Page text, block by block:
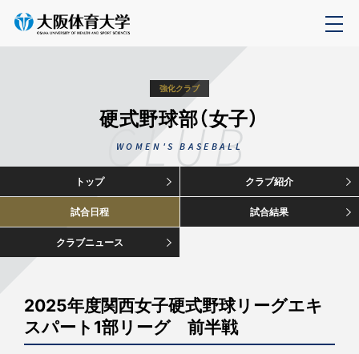
強化クラブ
硬式野球部（女子）
WOMEN'S BASEBALL
CLUB
トップ クラブ紹介
試合日程 試合結果
クラブニュース
2025年度関西女子硬式野球リーグエキ
スパート1部リーグ 前半戦